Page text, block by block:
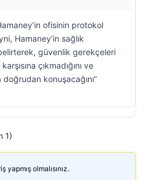
ofisinin protokol
Hamaney’in sağlık
güvenlik gerekçeleri
çıkmadığını ve
konuşacağını”
1)
olmalısınız.